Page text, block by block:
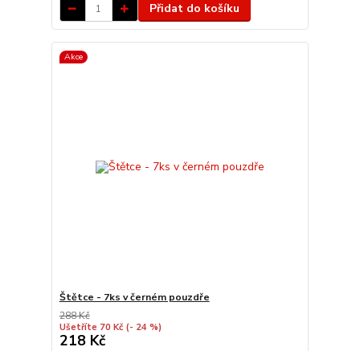
Přidat do košíku
Akce
Štětce - 7ks v černém pouzdře
288 Kč
Ušetříte 70 Kč (- 24 %)
218 Kč